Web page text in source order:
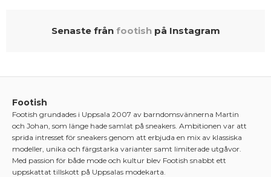
Senaste från footishpå Instagram
Footish
Footish grundades i Uppsala 2007 av barndomsvännerna Martin
och Johan, som länge hade samlat på sneakers. Ambitionen var att
sprida intresset för sneakers genom att erbjuda en mix av klassiska
modeller, unika och färgstarka varianter samt limiterade utgåvor.
Med passion för både mode och kultur blev Footish snabbt ett
uppskattat tillskott på Uppsalas modekarta.